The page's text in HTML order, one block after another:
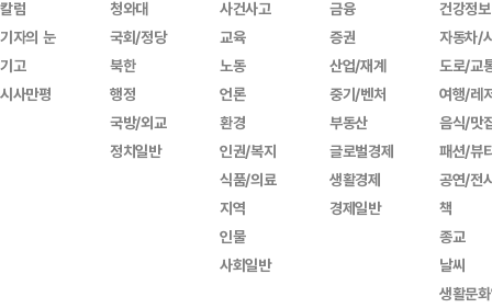
칼럼
기자의 눈
기고
시사만평
청와대
국회/정당
북한
행정
국방/외교
정치일반
사건사고
교육
노동
언론
환경
인권/복지
식품/의료
지역
인물
사회일반
금융
증권
산업/재계
중기/벤처
부동산
글로벌경제
생활경제
경제일반
건강정보
자동차/
도로/교
여행/레
음식/맛
패션/뷰
공연/전
책
종교
날씨
생활문